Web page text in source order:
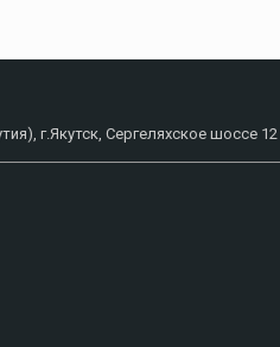
г.Якутск, Сергеляхское шоссе